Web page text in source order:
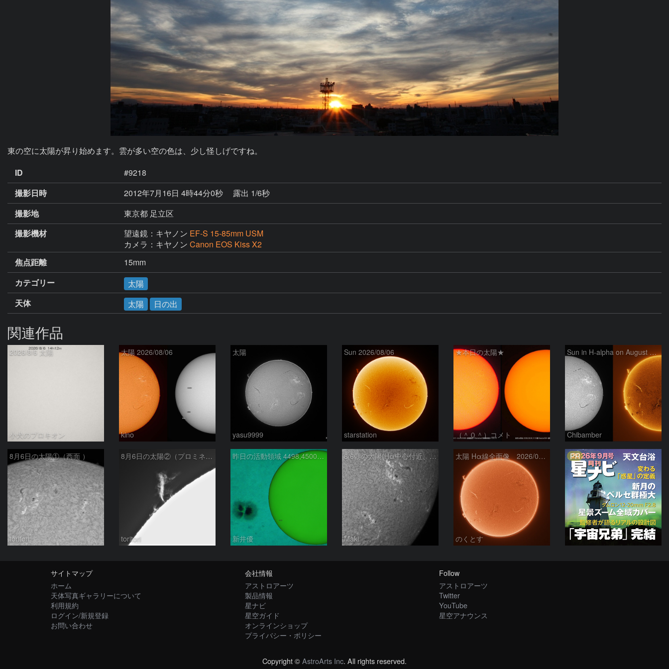
東の空に太陽が昇り始めます。雲が多い空の色は、少し怪しげですね。
ID
#9218
撮影日時
2012年7月16日 4時44分0秒
露出 1/6秒
撮影地
東京都 足立区
撮影機材
望遠鏡：キヤノン EF-S 15-85mm USM
カメラ：キヤノン Canon EOS Kiss X2
焦点距離
15mm
カテゴリー
太陽
天体
太陽 日の出
関連作品
2026/8/6 太陽
小犬のプロキオン
太陽 2026/08/06
kino
太陽
yasu9999
Sun 2026/08/06
starstation
★本日の太陽★
（＾０＾）コメト
Sun in H-alpha on August 6, 2026
Chibamber
8月6日の太陽①（西面 ）
toritori
8月6日の太陽②（プロミネン北東縁 ）
toritori
昨日の活動領域 4498,4500：2026/08/05
新井優
8/6朝の太陽(Hα中心付近、4498、4502付近)
Maki
太陽 Hα線全面像 2026/08/06
のくとす
PR
サイトマップ
ホーム
天体写真ギャラリーについて
利用規約
ログイン/新規登録
お問い合わせ
会社情報
アストロアーツ
製品情報
星ナビ
星空ガイド
オンラインショップ
プライバシー・ポリシー
Follow
アストロアーツ
Twitter
YouTube
星空アナウンス
Copyright ©AstroArts Inc. All rights reserved.